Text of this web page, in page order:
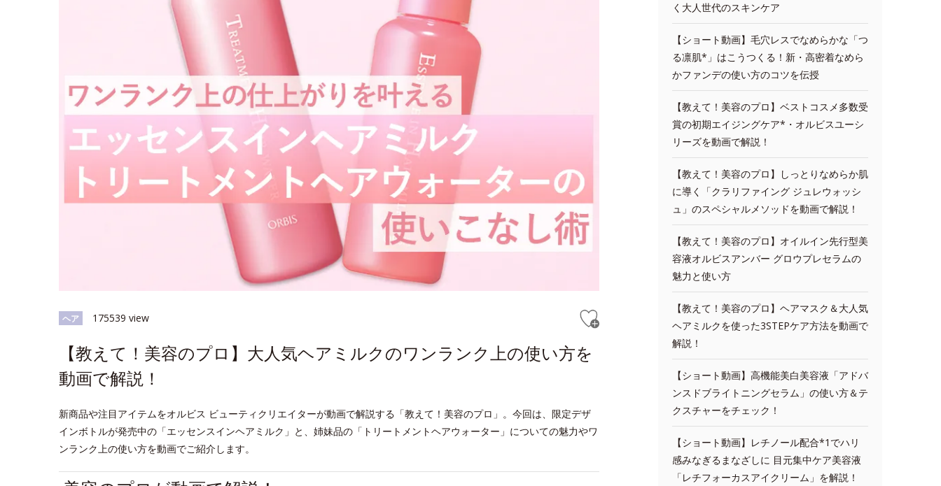
ヘア 175539 view
【教えて！美容のプロ】大人気ヘアミルクのワンランク上の使い方を
動画で解説！
新商品や注目アイテムをオルビス ビューティクリエイターが動画で解説する「教えて！美容のプロ」。今回は、限定デザ
インボトルが発売中の「エッセンスインヘアミルク」と、姉妹品の「トリートメントヘアウォーター」についての魅力やワ
ンランク上の使い方を動画でご紹介します。
く大人世代のスキンケア
【ショート動画】毛穴レスでなめらかな「つ
る凛肌*」はこうつくる！新・高密着なめら
かファンデの使い方のコツを伝授
【教えて！美容のプロ】ベストコスメ多数受
賞の初期エイジングケア*・オルビスユーシ
リーズを動画で解説！
【教えて！美容のプロ】しっとりなめらか肌
に導く「クラリファイング ジュレウォッシ
ュ」のスペシャルメソッドを動画で解説！
【教えて！美容のプロ】オイルイン先行型美
容液オルビスアンバー グロウプレセラムの
魅力と使い方
【教えて！美容のプロ】ヘアマスク＆大人気
ヘアミルクを使った3STEPケア方法を動画で
解説！
【ショート動画】高機能美白美容液「アドバ
ンスドブライトニングセラム」の使い方＆テ
クスチャーをチェック！
【ショート動画】レチノール配合*1でハリ
感みなぎるまなざしに 目元集中ケア美容液
「レチフォーカスアイクリーム」を解説！